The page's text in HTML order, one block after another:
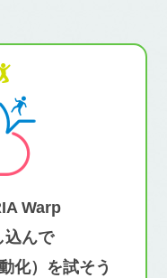
Warp
込んで
化）を試そう